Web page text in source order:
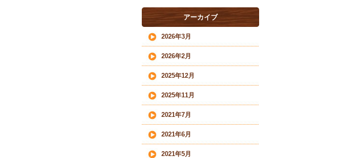
アーカイブ
2026年3月
2026年2月
2025年12月
2025年11月
2021年7月
2021年6月
2021年5月